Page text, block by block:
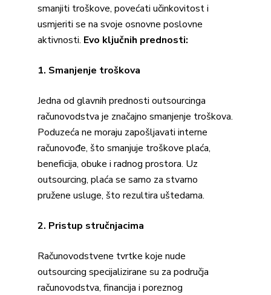
smanjiti troškove, povećati učinkovitost i
usmjeriti se na svoje osnovne poslovne
aktivnosti. Evo ključnih prednosti:
1. Smanjenje troškova
Jedna od glavnih prednosti outsourcinga
računovodstva je značajno smanjenje troškova.
Poduzeća ne moraju zapošljavati interne
računovođe, što smanjuje troškove plaća,
beneficija, obuke i radnog prostora. Uz
outsourcing, plaća se samo za stvarno
pružene usluge, što rezultira uštedama.
2. Pristup stručnjacima
Računovodstvene tvrtke koje nude
outsourcing specijalizirane su za područja
računovodstva, financija i poreznog